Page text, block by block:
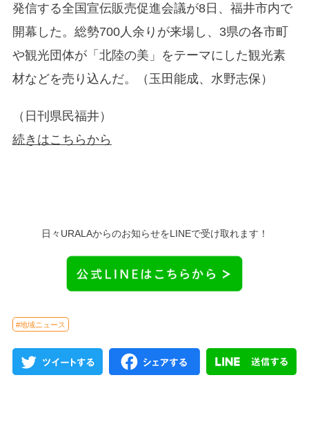
発信する全国宣伝販売促進会議が8日、福井市内で
開幕した。総勢700人余りが来場し、3県の各市町
や観光団体が「北陸の美」をテーマにした観光素
材などを売り込んだ。（玉田能成、水野志保）
（日刊県民福井）
続きはこちらから
日々URALAからのお知らせをLINEで受け取れます！
#地域ニュース